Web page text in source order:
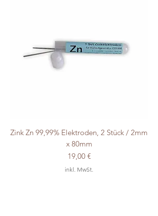
Zink Zn 99,99% Elektroden, 2 Stück / 2mm
x 80mm
Preis
19,00 €
inkl. MwSt.